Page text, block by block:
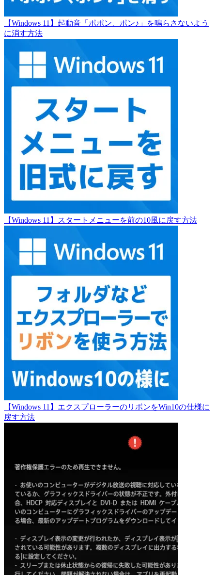
【Windows 11】起動音「ポポン、ポン♪」を鳴らさないよう
に消す方法
【Windows 11】スタートメニューを前の10風に戻す方法
【Windows 11】エクスプローラーのリボンをWin10の仕様に
戻す方法